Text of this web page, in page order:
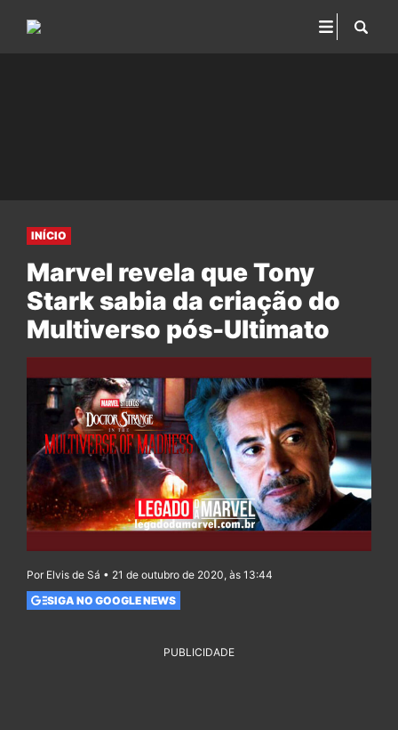
INÍCIO
Marvel revela que Tony
Stark sabia da criação do
Multiverso pós-Ultimato
Por Elvis de Sá • 21 de outubro de 2020, às 13:44
SIGA NO GOOGLE NEWS
PUBLICIDADE